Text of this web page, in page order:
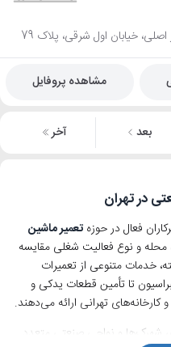
خیابان اول شرقی، پلاک 79
مشاهده پروفایل
بعد آخر
در تهران
فعال در حوزهتعمیر ماشین
محله و نوع فعالیت شغلی مقایسه
خدمات متنوعی از تعمیرات
تا تأمین قطعات یدکی و
تهرانی ارائه می‌دهند.
شهرک‌ها و نواحی صنعتی متعدد